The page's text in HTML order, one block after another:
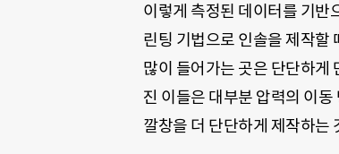
이렇게 측정된 데이터를 기반
린팅 기법으로 인솔을 제작할
많이 들어가는 곳은 단단하게
진 이들은 대부분 압력의 이
깔창을 더 단단하게 제작하는